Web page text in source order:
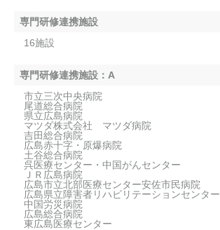
専門研修連携施設
16施設
専門研修連携施設：A
市立三次中央病院
尾道総合病院
県立広島病院
マツダ株式会社 マツダ病院
吉田総合病院
広島赤十字・原爆病院
土谷総合病院
呉医療センター・中国がんセンター
ＪＲ広島病院
広島市立北部医療センター安佐市民病院
広島県立障害者リハビリテーションセンター
中国労災病院
広島総合病院
東広島医療センター